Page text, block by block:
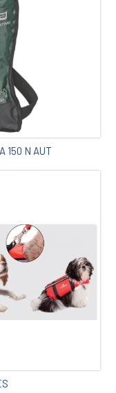
150 N AUT